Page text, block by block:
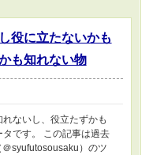
役に立たないかも
も知れない物
ないし、役立たずかも
です。 この記事は過去
syufutosousaku）のツ